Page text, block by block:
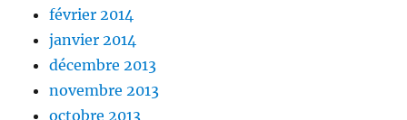
février 2014
janvier 2014
décembre 2013
novembre 2013
octobre 2013